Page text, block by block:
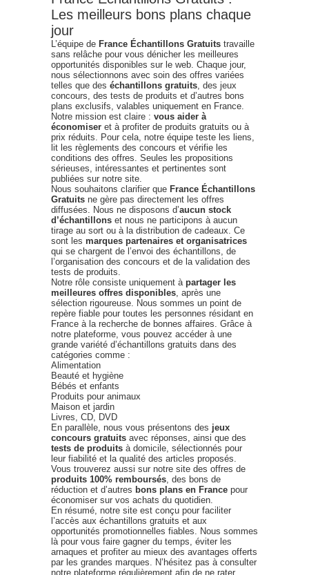
Les meilleurs bons plans chaque
jour
L’équipe de France Échantillons Gratuits travaille
sans relâche pour vous dénicher les meilleures
opportunités disponibles sur le web. Chaque jour,
nous sélectionnons avec soin des offres variées
telles que des échantillons gratuits , des jeux
concours, des tests de produits et d’autres bons
plans exclusifs, valables uniquement en France.
Notre mission est claire : vous aider à
économiser et à profiter de produits gratuits ou à
prix réduits. Pour cela, notre équipe teste les liens,
lit les règlements des concours et vérifie les
conditions des offres. Seules les propositions
sérieuses, intéressantes et pertinentes sont
publiées sur notre site.
Nous souhaitons clarifier que France Échantillons
Gratuits ne gère pas directement les offres
diffusées. Nous ne disposons d’aucun stock
d’échantillons et nous ne participons à aucun
tirage au sort ou à la distribution de cadeaux. Ce
sont les marques partenaires et organisatrices
qui se chargent de l’envoi des échantillons, de
l’organisation des concours et de la validation des
tests de produits.
Notre rôle consiste uniquement à partager les
meilleures offres disponibles , après une
sélection rigoureuse. Nous sommes un point de
repère fiable pour toutes les personnes résidant en
France à la recherche de bonnes affaires. Grâce à
notre plateforme, vous pouvez accéder à une
grande variété d’échantillons gratuits dans des
catégories comme :
Alimentation
Beauté et hygiène
Bébés et enfants
Produits pour animaux
Maison et jardin
Livres, CD, DVD
En parallèle, nous vous présentons des jeux
concours gratuits avec réponses, ainsi que des
tests de produits à domicile, sélectionnés pour
leur fiabilité et la qualité des articles proposés.
Vous trouverez aussi sur notre site des offres de
produits 100% remboursés , des bons de
réduction et d’autres bons plans en France pour
économiser sur vos achats du quotidien.
En résumé, notre site est conçu pour faciliter
l’accès aux échantillons gratuits et aux
opportunités promotionnelles fiables. Nous sommes
là pour vous faire gagner du temps, éviter les
arnaques et profiter au mieux des avantages offerts
par les grandes marques. N’hésitez pas à consulter
notre plateforme régulièrement afin de ne rater